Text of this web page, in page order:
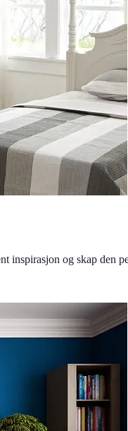
inspirasjon og skap den